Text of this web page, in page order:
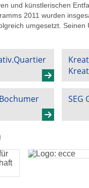
und künstlerischen
2011 wurden
umgesetzt.
SEG